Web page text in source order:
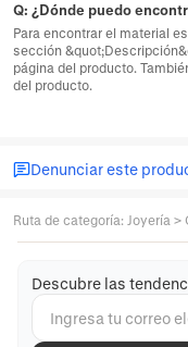
Q: ¿Dónde puedo
Para encontrar el material
sección
página del producto.
del producto.
Denunciar este
Ruta de categoría: Joyería >
Descubre las